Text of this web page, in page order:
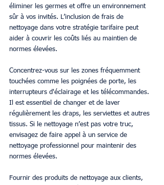
éliminer les germes et offre un environnement
sûr à vos invités. L’inclusion de frais de
nettoyage dans votre stratégie tarifaire peut
aider à couvrir les coûts liés au maintien de
normes élevées.
Concentrez-vous sur les zones fréquemment
touchées comme les poignées de porte, les
interrupteurs d'éclairage et les télécommandes.
Il est essentiel de changer et de laver
régulièrement les draps, les serviettes et autres
tissus. Si le nettoyage n’est pas votre truc,
envisagez de faire appel à un service de
nettoyage professionnel pour maintenir des
normes élevées.
Fournir des produits de nettoyage aux clients,